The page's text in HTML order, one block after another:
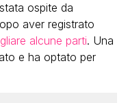
ospite da
aver registrato
alcune parti. Una
e ha optato per